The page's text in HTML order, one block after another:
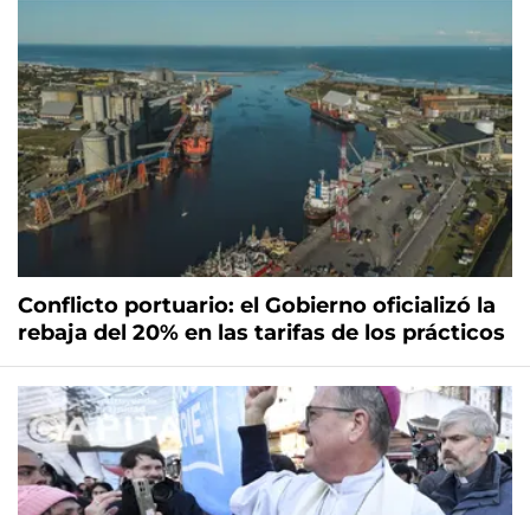
Conflicto portuario: el Gobierno oficializó la
rebaja del 20% en las tarifas de los prácticos